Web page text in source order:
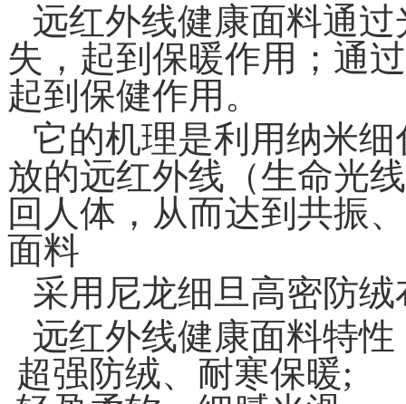
远红外线健康面料通
失，起到保暖作用；通
起到保健作用。
它的机理是利用纳米
放的远红外线（生命光
回人体，从而达到共振
面料
采用尼龙细旦高密防绒
远红外线健康面料特性
超强防绒、耐寒保暖;